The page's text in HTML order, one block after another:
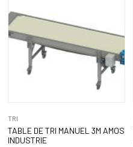
TRI
TABLE DE TRI MANUEL 3M AMOS
INDUSTRIE